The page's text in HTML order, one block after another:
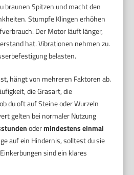
braunen Spitzen und macht den
Stumpfe Klingen erhöhen
Der Motor läuft länger,
hat. Vibrationen nehmen zu.
belasten.
hängt von mehreren Faktoren ab.
die Grasart, die
du oft auf Steine oder Wurzeln
gelten bei normaler Nutzung
odermindestens einmal
auf ein Hindernis, solltest du sie
sind ein klares